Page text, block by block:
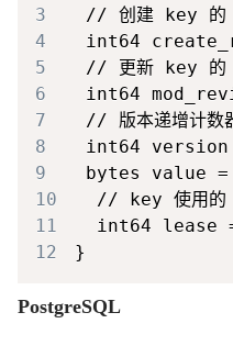
3
4
5
6
7
8
9
10
11
12
PostgreSQL